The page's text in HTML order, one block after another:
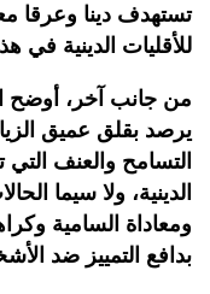
تستهدف دينا وعرقا
للأقليات الدينية في
من جانب آخر، أوضح
يرصد بقلق عميق
التسامح والعنف
الدينية، ولا سيما
ومعاداة السامية
بدافع التمييز ضد